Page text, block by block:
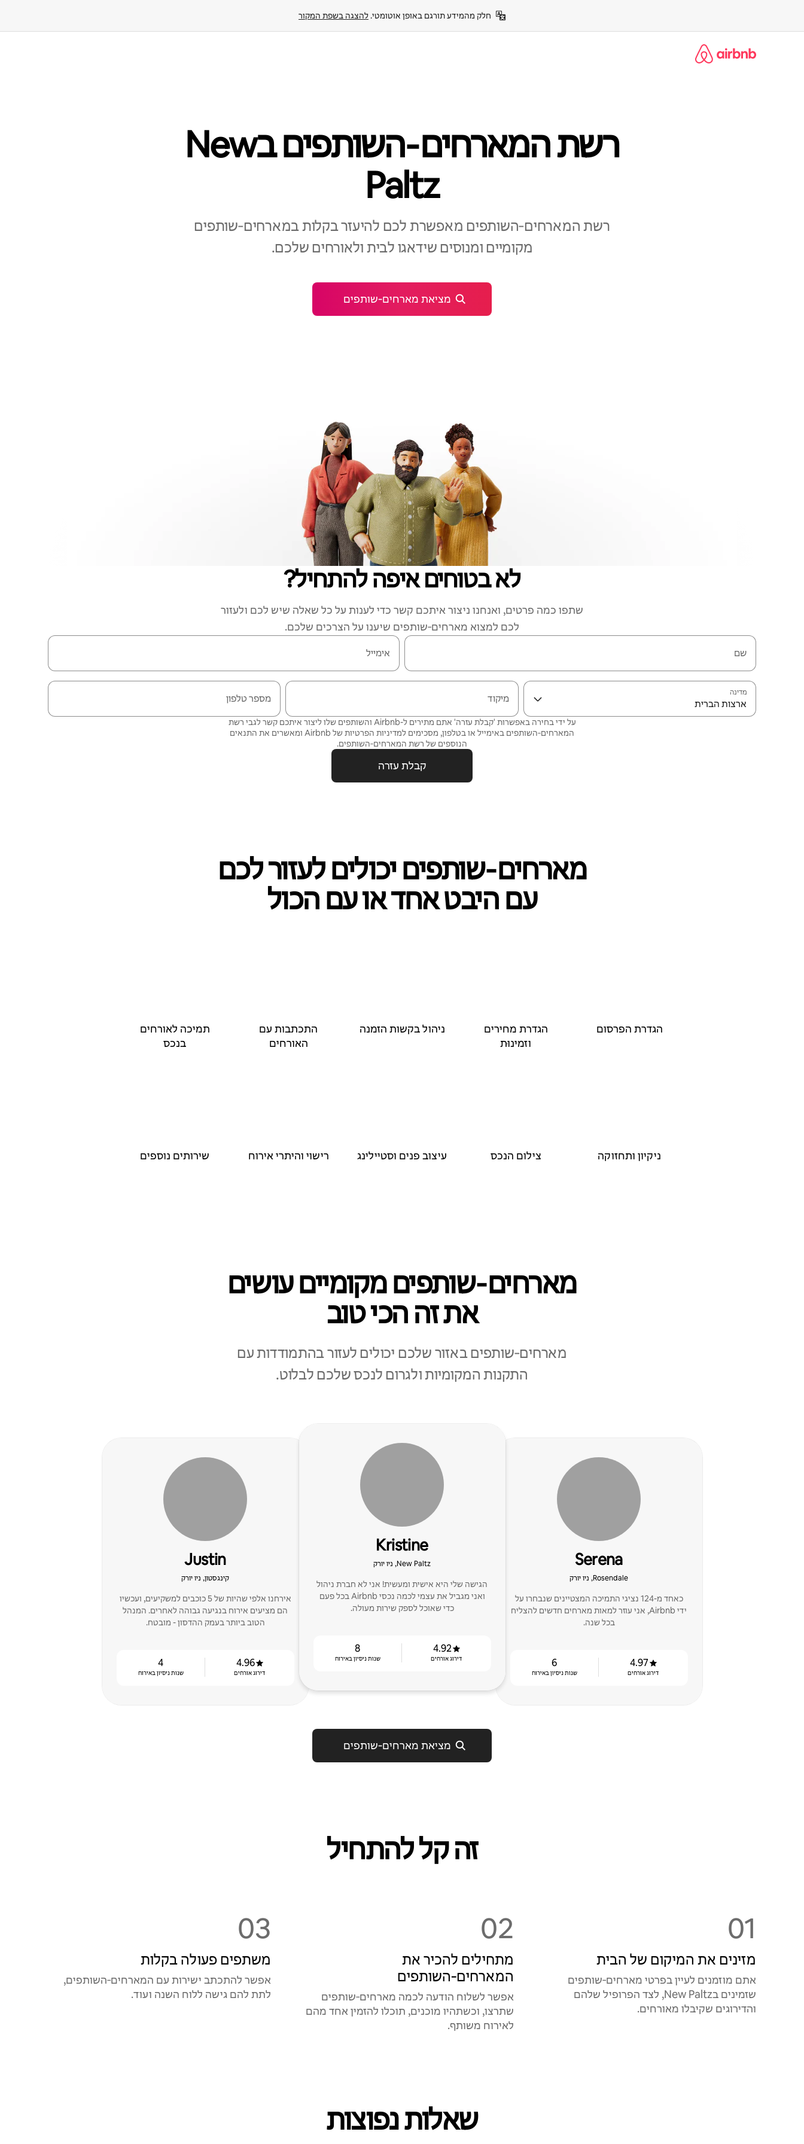
חלק מהמידע תורגם באופן אוטומטי. להצגה בשפת המקור
רשת המארחים‑השותפים בNew
Paltz
רשת המארחים‑השותפים מאפשרת לכם להיעזר בקלות במארחים‑שותפים
מקומיים ומנוסים שידאגו לבית ולאורחים שלכם.
מציאת מארחים‑שותפים
לא בטוחים איפה להתחיל?
שתפו כמה פרטים, ואנחנו ניצור איתכם קשר כדי לענות על כל שאלה שיש לכם ולעזור
לכם למצוא מארחים‑שותפים שיענו על הצרכים שלכם.
שם אימייל
מדינה
ארצות הברית מיקוד מספר טלפון
על ידי בחירה באפשרות 'קבלת עזרה' אתם מתירים ל-Airbnb והשותפים שלו ליצור איתכם קשר לגבי רשת
המארחים‑השותפים באימייל או בטלפון, מסכימים למדיניות הפרטיות של Airbnb ומאשרים את
התנאים
הנוספים של רשת המארחים‑השותפים.
קבלת עזרה
מארחים‑שותפים יכולים לעזור לכם
עם היבט אחד או עם הכול
הגדרת הפרסום
הגדרת מחירים
וזמינוּת
ניהול בקשות הזמנה
התכתבות עם
האורחים
תמיכה לאורחים
בנכס
ניקיון ותחזוקה צילום הנכס עיצוב פנים וסטיילינג רישוי והיתרי אירוח שירותים נוספים
מארחים‑שותפים מקומיים עושים
את זה הכי טוב
מארחים‑שותפים באזור שלכם יכולים לעזור בהתמודדות עם
התקנות המקומיות ולגרום לנכס שלכם לבלוט.
Serena
Rosendale, ניו יורק
כאחד מ-124 נציגי התמיכה המצטיינים שנבחרו על
ידי Airbnb, אני עוזר למאות מארחים חדשים להצליח
בכל שנה.
4.97
דירוג אורחים
6
שנות ניסיון באירוח
Kristine
New Paltz, ניו יורק
הגישה שלי היא אישית ומעשית! אני לא חברת ניהול
ואני מגביל את עצמי לכמה נכסי Airbnb בכל פעם
כדי שאוכל לספק שירות מעולה.
4.92
דירוג אורחים
8
שנות ניסיון באירוח
Justin
קינגסטון, ניו יורק
אירחנו אלפי שהיות של 5 כוכבים למשקיעים, ועכשיו
הם מציעים אירוח בנגיעה גבוהה לאחרים. המנהל
הטוב ביותר בעמק ההדסון - מובטח.
4.96
דירוג אורחים
4
שנות ניסיון באירוח
מציאת מארחים‑שותפים
זה קל להתחיל
01
מזינים את המיקום של הבית
אתם מוזמנים לעיין בפרטי מארחים‑שותפים
שזמינים בNew Paltz, לצד הפרופיל שלהם
והדירוגים שקיבלו מאורחים.
02
מתחילים להכיר את
המארחים‑השותפים
אפשר לשלוח הודעה לכמה מארחים‑שותפים
שתרצו, וכשתהיו מוכנים, תוכלו להזמין אחד מהם
לאירוח משותף.
03
משתפים פעולה בקלות
אפשר להתכתב ישירות עם המארחים‑השותפים,
לתת להם גישה ללוח השנה ועוד.
שאלות נפוצות